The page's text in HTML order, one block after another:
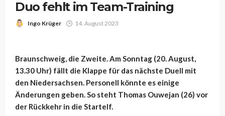
Duo fehlt im Team-Training
Ingo Krüger 14. August 2023
Braunschweig, die Zweite. Am Sonntag (20. August,
13.30 Uhr) fällt die Klappe für das nächste Duell mit
den Niedersachsen. Personell könnte es einige
Änderungen geben. So steht Thomas Ouwejan (26) vor
der Rückkehr in die Startelf.